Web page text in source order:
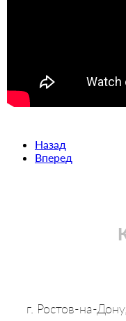
Назад
Вперед
г. Ростов-на-